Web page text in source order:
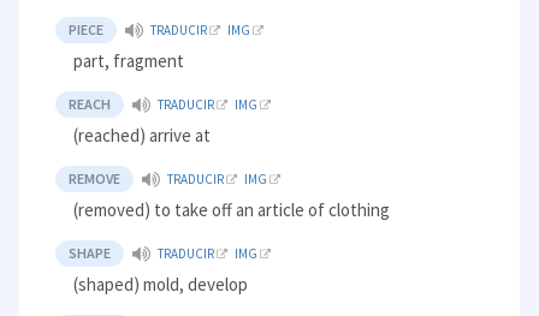
PIECE TRADUCIR IMG
part, fragment
REACH TRADUCIR IMG
(reached) arrive at
REMOVE TRADUCIR IMG
(removed) to take off an article of clothing
SHAPE TRADUCIR IMG
(shaped) mold, develop